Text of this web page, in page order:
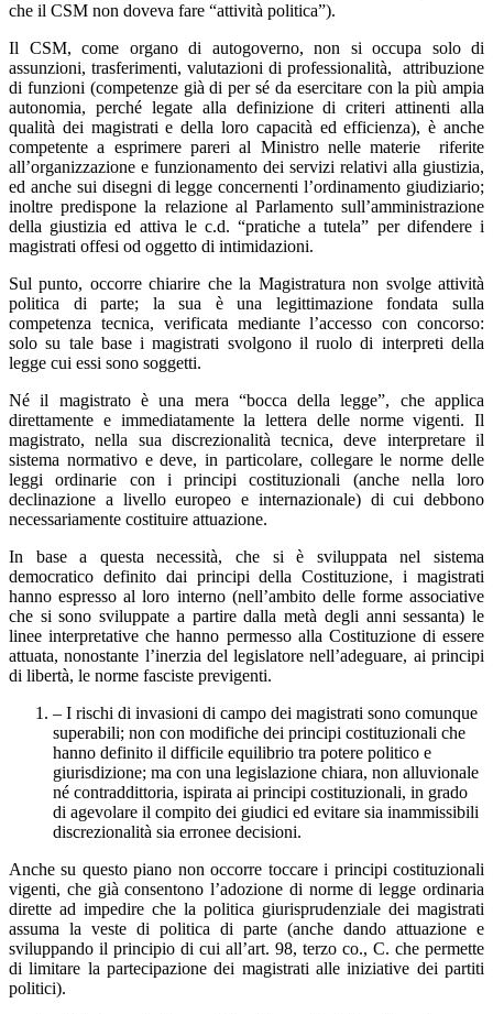
che il CSM non doveva fare “attività politica”).
Il CSM, come organo di autogoverno, non si occupa solo di
assunzioni, trasferimenti, valutazioni di professionalità, attribuzione
di funzioni (competenze già di per sé da esercitare con la più ampia
autonomia, perché legate alla definizione di criteri attinenti alla
qualità dei magistrati e della loro capacità ed efficienza), è anche
competente a esprimere pareri al Ministro nelle materie riferite
all’organizzazione e funzionamento dei servizi relativi alla giustizia,
ed anche sui disegni di legge concernenti l’ordinamento giudiziario;
inoltre predispone la relazione al Parlamento sull’amministrazione
della giustizia ed attiva le c.d. “pratiche a tutela” per difendere i
magistrati offesi od oggetto di intimidazioni.
Sul punto, occorre chiarire che la Magistratura non svolge attività
politica di parte; la sua è una legittimazione fondata sulla
competenza tecnica, verificata mediante l’accesso con concorso:
solo su tale base i magistrati svolgono il ruolo di interpreti della
legge cui essi sono soggetti.
Né il magistrato è una mera “bocca della legge”, che applica
direttamente e immediatamente la lettera delle norme vigenti. Il
magistrato, nella sua discrezionalità tecnica, deve interpretare il
sistema normativo e deve, in particolare, collegare le norme delle
leggi ordinarie con i principi costituzionali (anche nella loro
declinazione a livello europeo e internazionale) di cui debbono
necessariamente costituire attuazione.
In base a questa necessità, che si è sviluppata nel sistema
democratico definito dai principi della Costituzione, i magistrati
hanno espresso al loro interno (nell’ambito delle forme associative
che si sono sviluppate a partire dalla metà degli anni sessanta) le
linee interpretative che hanno permesso alla Costituzione di essere
attuata, nonostante l’inerzia del legislatore nell’adeguare, ai principi
di libertà, le norme fasciste previgenti.
– I rischi di invasioni di campo dei magistrati sono comunque
superabili; non con modifiche dei principi costituzionali che
hanno definito il difficile equilibrio tra potere politico e
giurisdizione; ma con una legislazione chiara, non alluvionale
né contraddittoria, ispirata ai principi costituzionali, in grado
di agevolare il compito dei giudici ed evitare sia inammissibili
discrezionalità sia erronee decisioni.
Anche su questo piano non occorre toccare i principi costituzionali
vigenti, che già consentono l’adozione di norme di legge ordinaria
dirette ad impedire che la politica giurisprudenziale dei magistrati
assuma la veste di politica di parte (anche dando attuazione e
sviluppando il principio di cui all’art. 98, terzo co., C. che permette
di limitare la partecipazione dei magistrati alle iniziative dei partiti
politici).